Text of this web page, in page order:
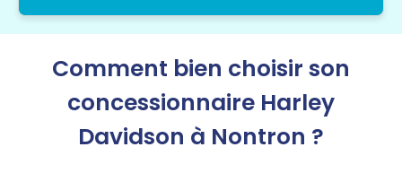
Comment bien choisir son
concessionnaire Harley
Davidson à Nontron ?